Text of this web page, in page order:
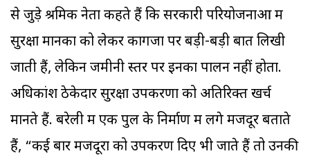
से जुड़े श्रमिक नेता कहते हैं कि सरकारी परियोजनाओं में
सुरक्षा मानकों को लेकर कागजों पर बड़ी-बड़ी बातें लिखी
जाती हैं, लेकिन जमीनी स्तर पर इनका पालन नहीं होता.
अधिकांश ठेकेदार सुरक्षा उपकरणों को अतिरिक्त खर्च
मानते हैं. बरेली में एक पुल के निर्माण में लगे मजदूर बताते
हैं, “कई बार मजदूरों को उपकरण दिए भी जाते हैं तो उनकी